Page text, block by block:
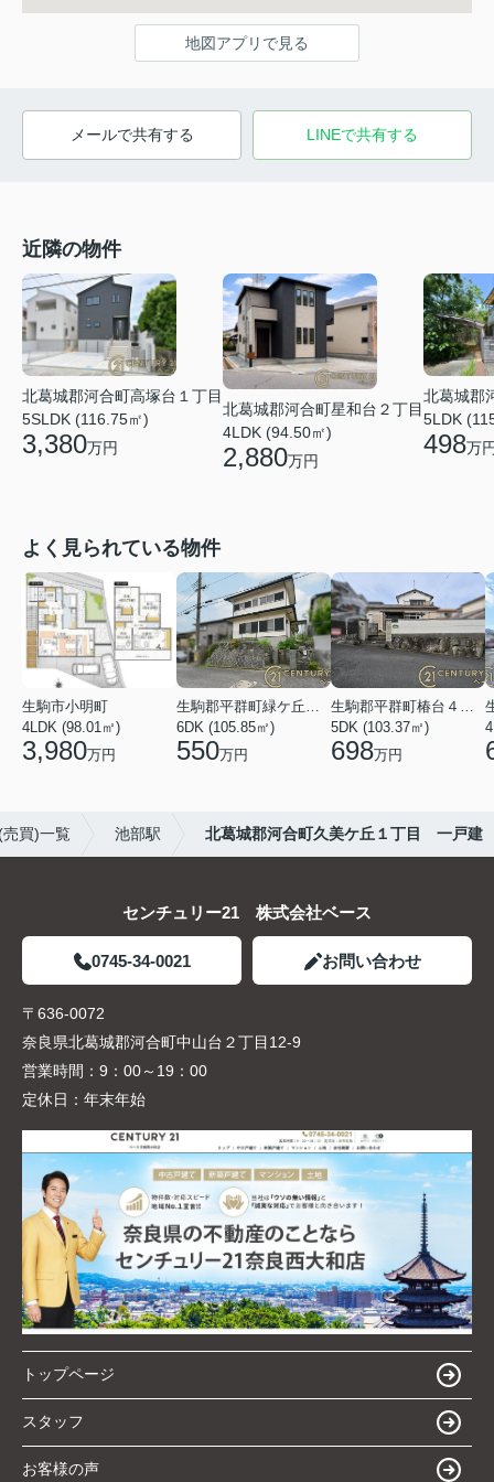
地図アプリで見る
メールで共有する LINEで共有する
近隣の物件
北葛城郡河合町高塚台１丁目
5SLDK (116.75㎡)
3,380万円
北葛城郡河合町星和台２丁目
4LDK (94.50㎡)
2,880万円
北葛城郡
5LDK
498万
よく見られている物件
生駒市小明町
4LDK (98.01㎡)
3,980万円
6DK (105.85㎡)
550万円
5DK (103.37㎡)
698万円
買)一覧 池部駅 北葛城郡河合町久美ケ丘１丁目 一戸建
センチュリー21 株式会社ベース
0745-34-0021 お問い合わせ
〒636-0072
奈良県北葛城郡河合町中山台２丁目12-9
営業時間： 9：00～19：00
定休日： 年末年始
トップページ
スタッフ
お客様の声